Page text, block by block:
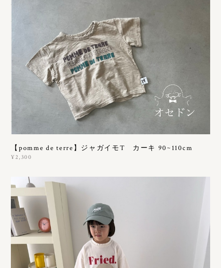
【pomme de terre】ジャガイモT カーキ 90~110cm
¥2,300